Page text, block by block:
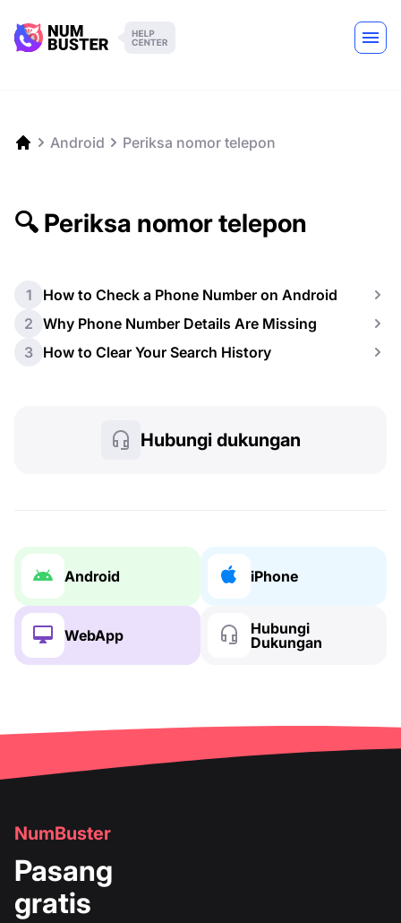
Android Periksa nomor telepon
🔍 Periksa nomor telepon
1
How to Check a Phone Number on Android
2 Why Phone Number Details Are Missing
3 How to Clear Your Search History
Hubungi dukungan
Android iPhone
WebApp
Hubungi
Dukungan
NumBuster
Pasang
gratis